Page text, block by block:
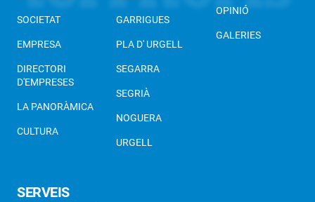
SOCIETAT
EMPRESA
DIRECTORI
D'EMPRESES
LA PANORÀMICA
CULTURA
GARRIGUES
PLA D' URGELL
SEGARRA
SEGRIÀ
NOGUERA
URGELL
OPINIÓ
GALERIES
SERVEIS